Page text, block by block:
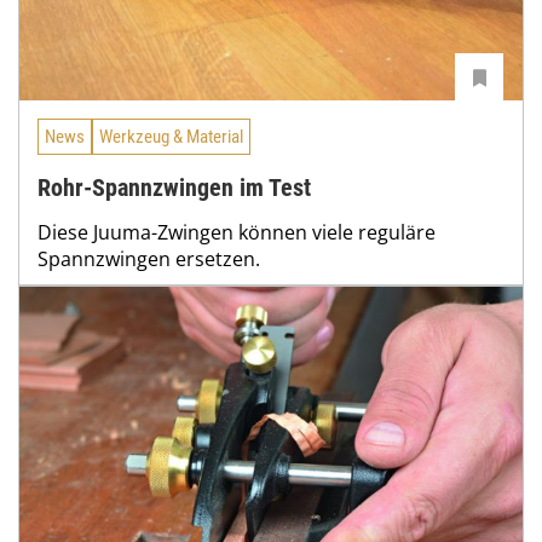
News Werkzeug & Material
Rohr-Spannzwingen im Test
Diese Juuma-Zwingen können viele reguläre
Spannzwingen ersetzen.